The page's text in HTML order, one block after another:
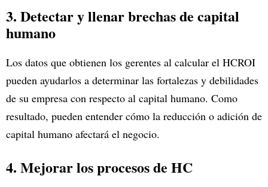
3. Detectar y llenar brechas de capital
humano
Los datos que obtienen los gerentes al calcular el HCROI
pueden ayudarlos a determinar las fortalezas y debilidades
de su empresa con respecto al capital humano. Como
resultado, pueden entender cómo la reducción o adición de
capital humano afectará el negocio.
4. Mejorar los procesos de HC